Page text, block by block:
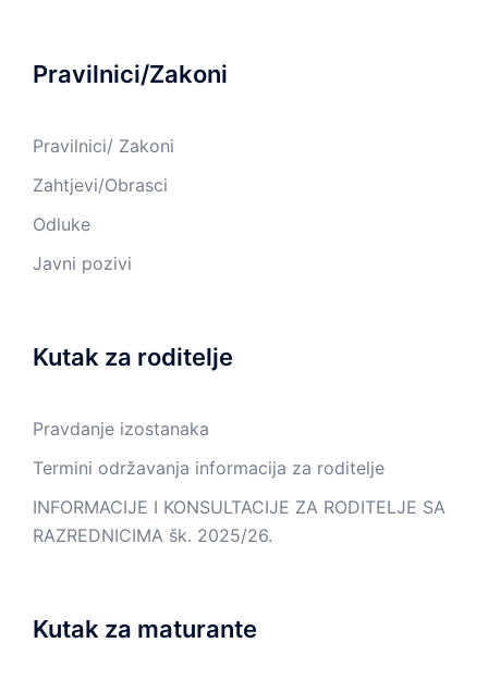
Pravilnici/Zakoni
Pravilnici/ Zakoni
Zahtjevi/Obrasci
Odluke
Javni pozivi
Kutak za roditelje
Pravdanje izostanaka
Termini održavanja informacija za roditelje
INFORMACIJE I KONSULTACIJE ZA RODITELJE SA
RAZREDNICIMA šk. 2025/26.
Kutak za maturante